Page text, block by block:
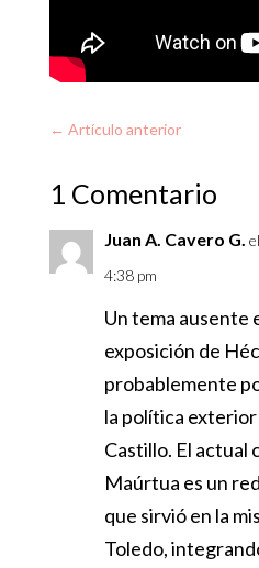
← Artículo anterior
1 Comentario
Juan A. Cavero G.
4:38 pm
Un tema ausente
exposición de
probablemente
la política
Castillo. El actual
Maúrtua es un
que sirvió en la
Toledo,